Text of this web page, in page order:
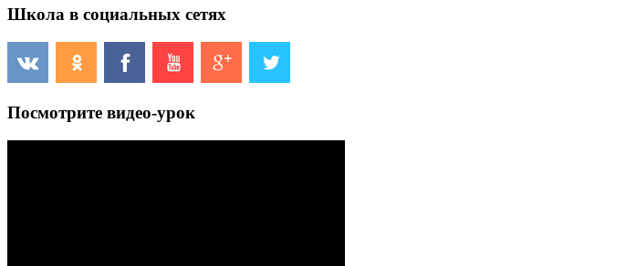
Школа в социальных сетях
Посмотрите видео-урок